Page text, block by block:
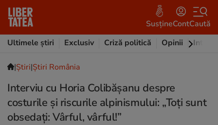
SusțineContCaută
Ultimele știri
Exclusiv Criză politică Opinii
|Ştiri|Știri România
Interviu cu Horia Colibășanu despre
costurile și riscurile alpinismului: „Toți sunt
obsedați: Vârful, vârful!”